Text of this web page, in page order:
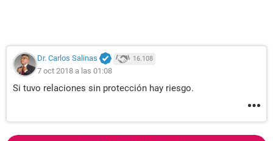
Dr. Carlos Salinas 16.108
7 oct 2018 a las 01:08
Si tuvo relaciones sin protección hay riesgo.